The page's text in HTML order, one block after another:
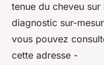
tenue du cheveu
diagnostic sur-
vous pouvez
cette adresse -